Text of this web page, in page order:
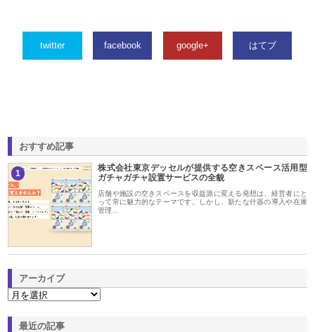
twitter facebook google+ はてブ
おすすめ記事
1
株式会社東京デッセルが提供する空きスペース活用型
ガチャガチャ設置サービスの全貌
店舗や施設の空きスペースを収益源に変える発想は、経営者にと
って常に魅力的なテーマです。しかし、新たな什器の導入や在庫
管理…
アーカイブ
最近の記事